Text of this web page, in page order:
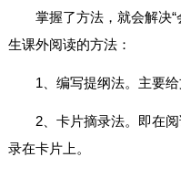
掌握了方法，就会解决
生课外阅读的方法：
1、编写提纲法。主要
2、卡片摘录法。即在
录在卡片上。